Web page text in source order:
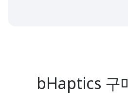
bHaptics 구